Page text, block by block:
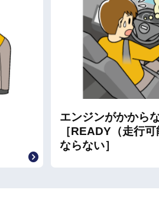
エンジンがかから
［READY（走行
ならない］